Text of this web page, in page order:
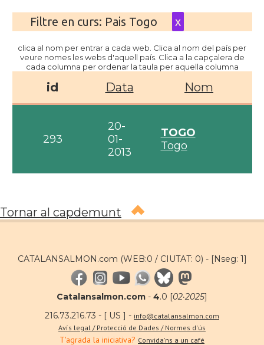
Filtre en curs: Pais Togo x
clica al nom per entrar a cada web. Clica al nom del país per
veure nomes les webs d'aquell país. Clica a la capçalera de
cada columna per ordenar la taula per aquella columna
id Data Nom
293
20-
01-
2013
TOGO
Togo
Tornar al capdemunt
CATALANSALMON.com (WEB:0 / CIUTAT: 0) - [Nseg: 1]
Catalansalmon.com - 4.0 [02·2025]
216.73.216.73 - [ US ] - info@catalansalmon.com
Avís legal / Protecció de Dades / Normes d'ús
T'agrada la iniciativa? Convida'ns a un café